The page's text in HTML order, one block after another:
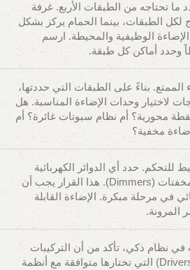
ما تحتاجه من الطبقات الأربع. غرفة
لكل الطبقات، بينما الحمام يركز بشكل
الوظيفية والمحيطة. ارسم
وحدد أماكن كل طبقة.
الممتع. بناءً على الطبقات التي حددتها،
لاختيار وحدات الإضاءة المناسبة. هل
محورية؟ أم نظام سبوتات غائرة؟ أم
مخفية؟
للتحكم. حدد أي الدوائر الكهربائية
ستحتاج إلى مخفتات (Dimmers). هذا القرار يجب أن
في مرحلة مبكرة. الإضاءة القابلة
المرونة.
في نظام ذكي، تأكد من أن التركيبات
والمحركات (Drivers) التي تختارها متوافقة مع أنظمة